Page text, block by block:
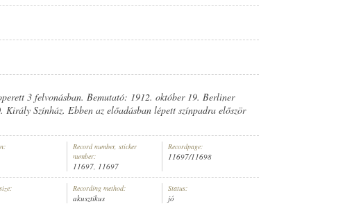
,ISMERETLEN ZENEKAR
3 felvonásban. Bemutató: 1912. október 19. Berliner
Színház. Ebben az előadásban lépett színpadra először
Record number, sticker
number:
11697, 11697
Recordpage:
11697/11698
Recording method:
akusztikus
Status:
jó